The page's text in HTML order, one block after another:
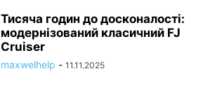
Тисяча годин до досконалості:
модернізований класичний FJ
Cruiser
maxwelhelp - 11.11.2025